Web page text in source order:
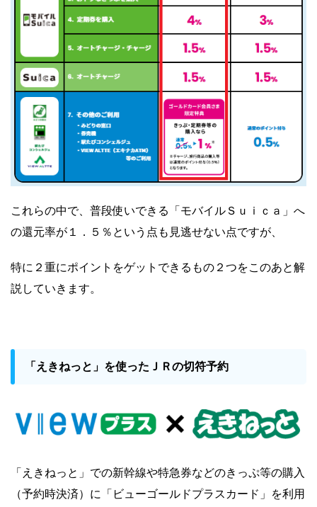
これらの中で、普段使いできる「モバイルＳｕｉｃａ」へ
の還元率が１．５％という点も見逃せない点ですが、
特に２重にポイントをゲットできるもの２つをこのあと解
説していきます。
「えきねっと」を使ったＪＲの切符予約
「えきねっと」での新幹線や特急券などのきっぷ等の購入
（予約時決済）に「 ビューゴールドプラスカード」を利用